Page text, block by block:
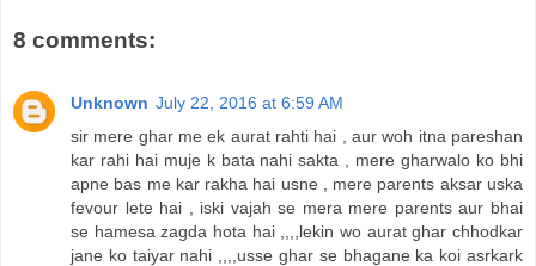
8 comments:
Unknown July 22, 2016 at 6:59 AM
sir mere ghar me ek aurat rahti hai , aur woh itna pareshan
kar rahi hai muje k bata nahi sakta , mere gharwalo ko bhi
apne bas me kar rakha hai usne , mere parents aksar uska
fevour lete hai , iski vajah se mera mere parents aur bhai
se hamesa zagda hota hai ,,,,lekin wo aurat ghar chhodkar
jane ko taiyar nahi ,,,,usse ghar se bhagane ka koi asrkark